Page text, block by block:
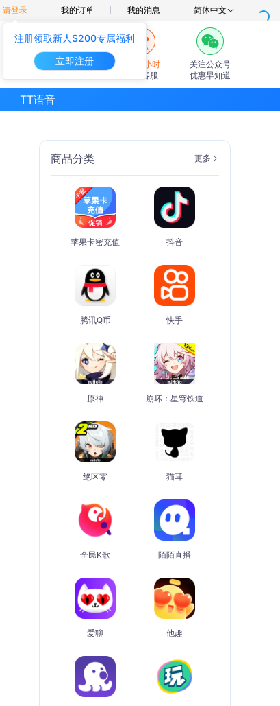
注册领取新人$200专属福利
立即注册
请登录 我的订单 我的消息 简体中文
7×24小时
在线客服
关注公众号
优惠早知道
TT语音
商品分类 更多
苹果卡密充值 抖音
腾讯Q币 快手
原神 崩坏：星穹铁道
绝区零 猫耳
全民K歌 陌陌直播
爱聊 他趣